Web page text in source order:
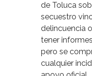
de Toluca
secuestro
delincuencia
tener
pero se
cualquier